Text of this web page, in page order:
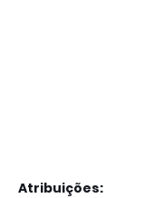
Atribuições: